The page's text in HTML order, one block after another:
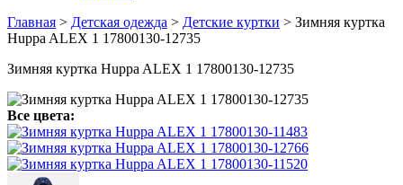
Главная > Детская одежда > Детские куртки > Зимняя куртка
Huppa ALEX 1 17800130-12735
Зимняя куртка Huppa ALEX 1 17800130-12735
Все цвета: